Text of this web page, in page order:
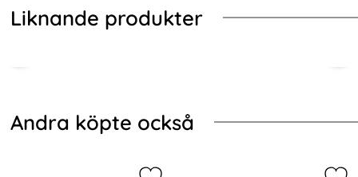
Liknande produkter
andra
köpte
Andra köpte också